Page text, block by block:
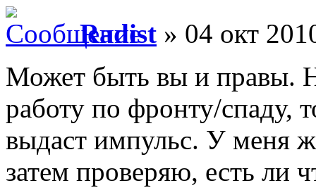
Radist » 04 окт
Может быть вы и правы.
работу по фронту/спаду,
выдаст импульс. У меня
затем проверяю, есть ли